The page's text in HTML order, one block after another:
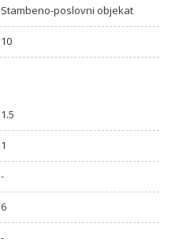
Stambeno-poslovni objekat
10
1.5
1
-
6
-